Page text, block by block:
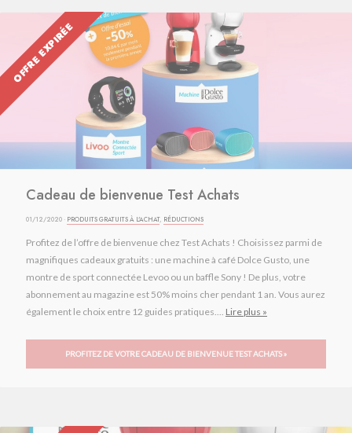
OFFRE EXPIRÉE
Cadeau de bienvenue Test Achats
01/12/2020 · PRODUITS GRATUITS À L'ACHAT, RÉDUCTIONS
Profitez de l’offre de bienvenue chez Test Achats ! Choisissez parmi de
magnifiques cadeaux gratuits : une machine à café Dolce Gusto, une
montre de sport connectée Levoo ou un baffle Sony ! De plus, votre
abonnement au magazine est 50% moins cher pendant 1 an. Vous aurez
également le choix entre 12 guides pratiques.... Lire plus »
PROFITEZ DE VOTRE CADEAU DE BIENVENUE TEST ACHATS »